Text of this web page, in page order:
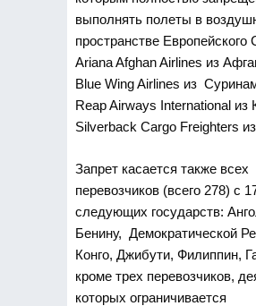
выполнять полеты в
пространстве
Ariana Afghan Airlines из
Blue Wing Airlines из
Reap Airways International
Silverback Cargo Freighters
Запрет касается также всех
перевозчиков (всего 278) с
следующих государств:
Бенину, Демократической
Конго, Джибути, Филиппин,
кроме трех перевозчиков,
которых ограничивается